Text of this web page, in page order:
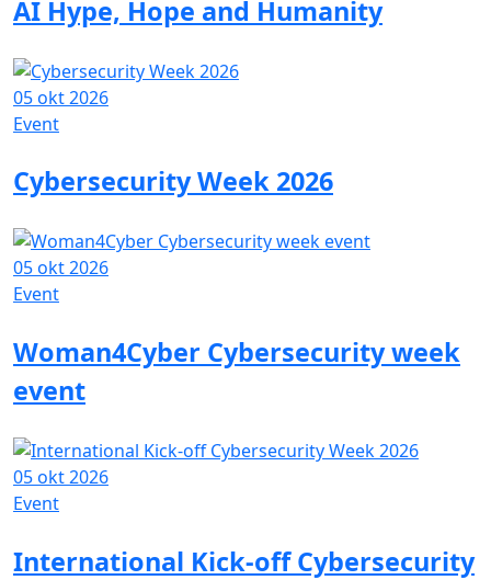
AI Hype, Hope and Humanity
05 okt 2026
Event
Cybersecurity Week 2026
05 okt 2026
Event
Woman4Cyber Cybersecurity week
event
05 okt 2026
Event
International Kick-off Cybersecurity